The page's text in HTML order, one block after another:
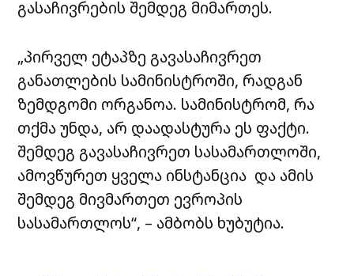
გასაჩივრების შემდეგ მიმართეს.
„პირველ ეტაპზე გავასაჩივრეთ
განათლების სამინისტროში, რადგან
ზემდგომი ორგანოა. სამინისტრომ, რა
თქმა უნდა, არ დაადასტურა ეს ფაქტი.
შემდეგ გავასაჩივრეთ სასამართლოში,
ამოვწურეთ ყველა ინსტანცია და ამის
შემდეგ მივმართეთ ევროპის
სასამართლოს“, – ამბობს ხუბუტია.